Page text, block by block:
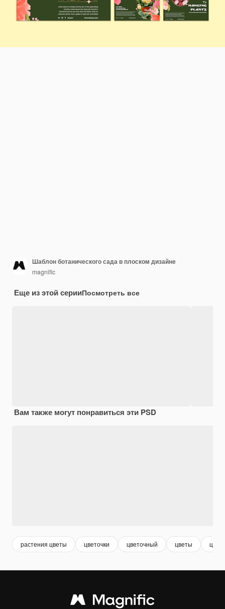
Шаблон ботанического сада в плоском дизайне
magnific
Еще из этой серииПосмотреть все
Вам также могут понравиться эти PSD
растения цветы цветочки цветочный цветы